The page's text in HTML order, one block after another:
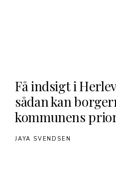
Få indsigt i
sådan kan
kommunens
JAYA SVENDSEN